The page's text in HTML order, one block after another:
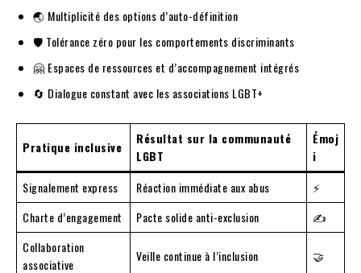
🌏 Multiplicité des options d’auto-définition
🛡️ Tolérance zéro pour les comportements discriminants
🤗 Espaces de ressources et d’accompagnement intégrés
🔄 Dialogue constant avec les associations LGBT+
Pratique inclusive
Résultat sur la communauté
LGBT
Émoj
i
Signalement express
Réaction immédiate aux abus
⚡
Charte d’engagement
Pacte solide anti-exclusion
✍️
Collaboration
associative
Veille continue à l’inclusion 🤝